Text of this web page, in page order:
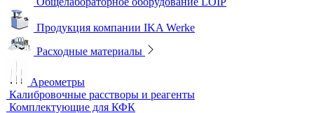
Оборудование для отбора проб воздуха
Аналитичесике фильтры
Аспираторы
Сорбционные трубки